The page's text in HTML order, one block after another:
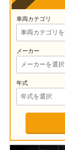
車両カテゴリ
メーカー
年式